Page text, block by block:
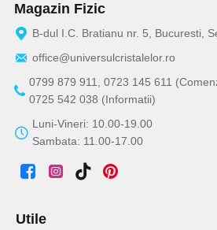
Magazin Fizic
B-dul I.C. Bratianu nr. 5, Bucuresti,
office@universulcristalelor.ro
0799 879 911, 0723 145 611
0725 542 038 (Informatii)
Luni-Vineri: 10.00-19.00
Sambata: 11.00-17.00
Utile